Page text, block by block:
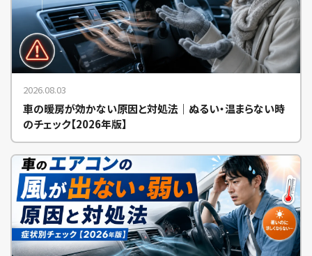
2026.08.03
車の暖房が効かない原因と対処法｜ぬるい・温まらない時
のチェック【2026年版】